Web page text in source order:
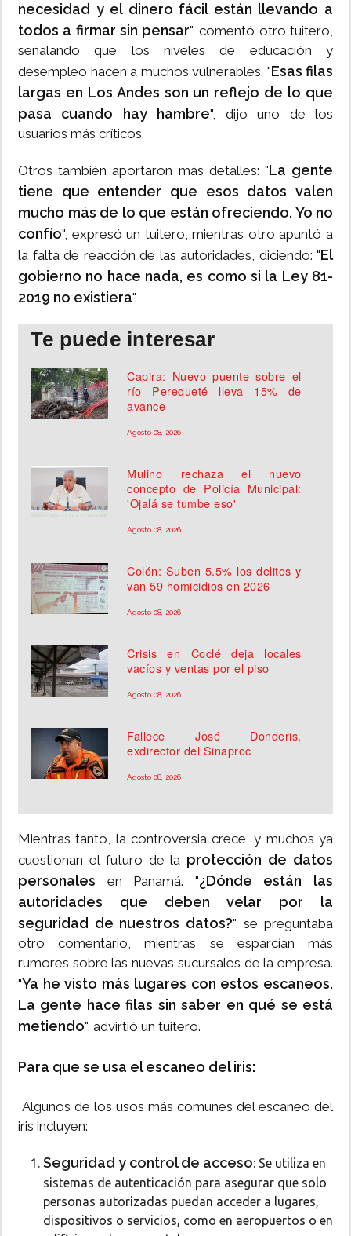
necesidad y el dinero fácil están llevando a
todos a firmar sin pensar", comentó otro tuitero,
señalando que los niveles de educación y
desempleo hacen a muchos vulnerables. "Esas filas
largas en Los Andes son un reflejo de lo que
pasa cuando hay hambre", dijo uno de los
usuarios más críticos.
Otros también aportaron más detalles: "La gente
tiene que entender que esos datos valen
mucho más de lo que están ofreciendo. Yo no
confío", expresó un tuitero, mientras otro apuntó a
la falta de reacción de las autoridades, diciendo: "El
gobierno no hace nada, es como si la Ley 81-
2019 no existiera".
Te puede interesar
Capira: Nuevo puente sobre el
río Perequeté lleva 15% de
avance
Agosto 08, 2026
Mulino rechaza el nuevo
concepto de Policía Municipal:
'Ojalá se tumbe eso'
Agosto 08, 2026
Colón: Suben 5.5% los delitos y
van 59 homicidios en 2026
Agosto 08, 2026
Crisis en Coclé deja locales
vacíos y ventas por el piso
Agosto 08, 2026
Fallece José Donderis,
exdirector del Sinaproc
Agosto 08, 2026
Mientras tanto, la controversia crece, y muchos ya
cuestionan el futuro de la protección de datos
personales en Panamá. "¿Dónde están las
autoridades que deben velar por la
seguridad de nuestros datos?", se preguntaba
otro comentario, mientras se esparcían más
rumores sobre las nuevas sucursales de la empresa.
"Ya he visto más lugares con estos escaneos.
La gente hace filas sin saber en qué se está
metiendo", advirtió un tuitero.
Para que se usa el escaneo del iris:
Algunos de los usos más comunes del escaneo del
iris incluyen:
Seguridad y control de acceso: Se utiliza en
sistemas de autenticación para asegurar que solo
personas autorizadas puedan acceder a lugares,
dispositivos o servicios, como en aeropuertos o en